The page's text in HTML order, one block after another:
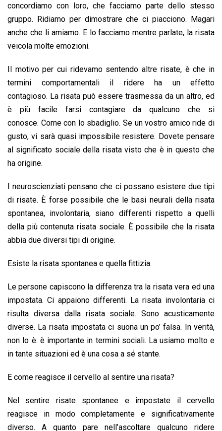
concordiamo con loro, che facciamo parte dello stesso
gruppo. Ridiamo per dimostrare che ci piacciono. Magari
anche che li amiamo. E lo facciamo mentre parlate, la risata
veicola molte emozioni.
Il motivo per cui ridevamo sentendo altre risate, è che in
termini comportamentali il ridere ha un effetto
contagioso. La risata può essere trasmessa da un altro, ed
è più facile farsi contagiare da qualcuno che si
conosce. Come con lo sbadiglio. Se un vostro amico ride di
gusto, vi sarà quasi impossibile resistere. Dovete pensare
al significato sociale della risata visto che è in questo che
ha origine.
I neuroscienziati pensano che ci possano esistere due tipi
di risate. È forse possibile che le basi neurali della risata
spontanea, involontaria, siano differenti rispetto a quelli
della più contenuta risata sociale. È possibile che la risata
abbia due diversi tipi di origine.
Esiste la risata spontanea e quella fittizia.
Le persone capiscono la differenza tra la risata vera ed una
impostata. Ci appaiono differenti. La risata involontaria ci
risulta diversa dalla risata sociale. Sono acusticamente
diverse. La risata impostata ci suona un po’ falsa. In verità,
non lo è: è importante in termini sociali. La usiamo molto e
in tante situazioni ed è una cosa a sé stante.
E come reagisce il cervello al sentire una risata?
Nel sentire risate spontanee e impostate il cervello
reagisce in modo completamente e significativamente
diverso. A quanto pare nell’ascoltare qualcuno ridere